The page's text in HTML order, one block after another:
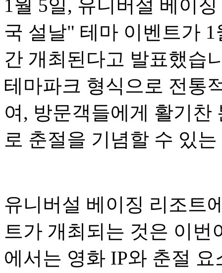
1월 5일, 유니버설 베이
국 설날" 테마 이벤트가
간 개최된다고 발표했습
테마파크 형식으로 전통
여, 방문객들에게 활기찬
로 춘절을 기념할 수 있
유니버설 베이징 리조트
트가 개최되는 것은 이
에서는 영화 IP와 춘절